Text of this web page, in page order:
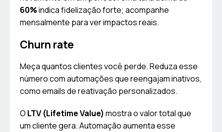
60%indica fidelização forte; acompanhe
mensalmente para ver impactos reais.
Churn rate
Meça quantos clientes você perde. Reduza esse
número com automações que reengajam inativos,
como emails de reativação personalizados.
O LTV (Lifetime Value) mostra o valor total que
um cliente gera. Automação aumenta esse